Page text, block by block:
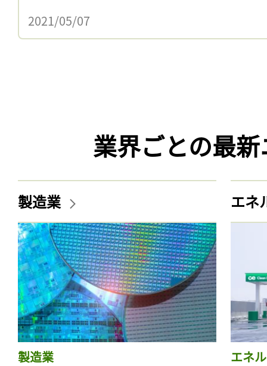
2021/05/07
業界ごとの最
製造業
製造業
エネ
エネ